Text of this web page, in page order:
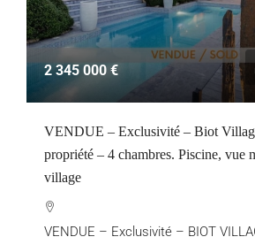
2 345 000 €
VENDUE – Exclusivité – Biot
propriété – 4 chambres. Piscine, vue
village
VENDUE – Exclusivité – BIOT